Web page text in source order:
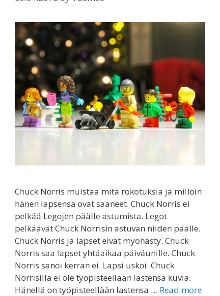
Chuck Norris muistaa mitä rokotuksia ja milloin
hänen lapsensa ovat saaneet. Chuck Norris ei
pelkää Legojen päälle astumista. Legot
pelkäävät Chuck Norrisin astuvan niiden päälle.
Chuck Norris ja lapset eivät myöhästy. Chuck
Norris saa lapset yhtäaikaa päiväunille. Chuck
Norris sanoi kerran ei. Lapsi uskoi. Chuck
Norrisilla ei ole työpisteellään lastensa kuvia.
Hänellä on työpisteellään lastensa … Read more